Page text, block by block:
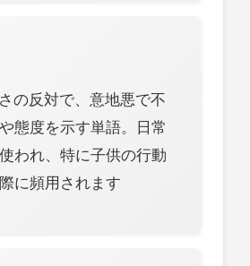
の反対で、意地悪で不
態度を示す単語。日常
われ、特に子供の行動
に頻用されます